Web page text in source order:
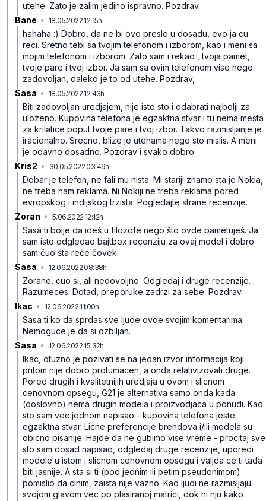
utehe. Zato je zalim jedino ispravno. Pozdrav.
Bane • 18.05.2022 12:15h
hahaha :) Dobro, da ne bi ovo preslo u dosadu, evo ja cu
reci. Sretno tebi sa tvojim telefonom i izborom, kao i meni sa
mojim telefonom i izborom. Zato sam i rekao , tvoja pamet,
tvoje pare i tvoj izbor. Ja sam sa ovim telefonom vise nego
zadovoljan, daleko je to od utehe. Pozdrav,
Sasa • 18.05.2022 12:43h
Biti zadovoljan uredjajem, nije isto sto i odabrati najbolji za
ulozeno. Kupovina telefona je egzaktna stvar i tu nema mesta
za krilatice poput tvoje pare i tvoj izbor. Takvo razmisljanje je
iracionalno. Srecno, blize je utehama nego sto mislis. A meni
je odavno dosadno. Pozdrav i svako dobro.
Kris2 • 30.05.2022 03:49h
Dobar je telefon, ne fali mu nista. Mi stariji znamo sta je Nokia,
ne treba nam reklama. Ni Nokiji ne treba reklama pored
evropskog i indijskog trzista. Pogledajte strane recenzije.
Zoran • 5.06.2022 12:12h
Sasa ti bolje da ideš u filozofe nego što ovde pametuješ. Ja
sam isto odgledao bajtbox recenziju za ovaj model i dobro
sam čuo šta reče čovek.
Sasa • 12.06.2022 08:38h
Zorane, cuo si, ali nedovoljno. Odgledaj i druge recenzije.
Razumeces. Dotad, preporuke zadrzi za sebe. Pozdrav.
Ikac • 12.06.2022 11:00h
Sasa ti ko da sprdas sve ljude ovde svojim komentarima.
Nemoguce je da si ozbiljan.
Sasa • 12.06.2022 15:32h
Ikac, otuzno je pozivati se na jedan izvor informacija koji
pritom nije dobro protumacen, a onda relativizovati druge.
Pored drugih i kvalitetnijih uredjaja u ovom i slicnom
cenovnom opsegu, G21 je alternativa samo onda kada
(doslovno) nema drugih modela i proizvodjaca u ponudi. Kao
sto sam vec jednom napisao - kupovina telefona jeste
egzaktna stvar. Licne preferencije brendova i/ili modela su
obicno pisanije. Hajde da ne gubimo vise vreme - procitaj sve
sto sam dosad napisao, odgledaj druge recenzije, uporedi
modele u istom i slicnom cenovnom opsegu i valjda ce ti tada
biti jasnije. A sta si ti (pod jednim ili petim pseudonimom)
pomislio da cinim, zaista nije vazno. Kad ljudi ne razmisljaju
svojom glavom vec po plasiranoj matrici, dok ni nju kako